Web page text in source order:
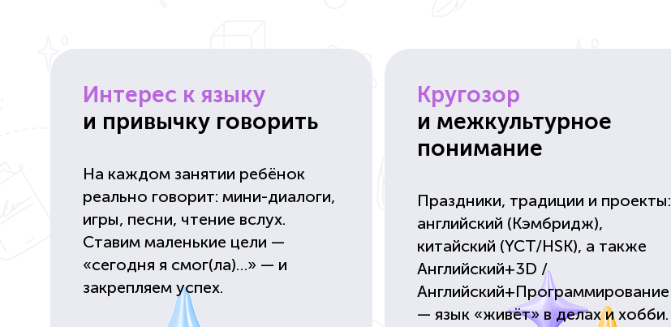
Интерес к языку
и привычку говорить
На каждом занятии ребёнок
реально говорит: мини-диалоги,
игры, песни, чтение вслух.
Ставим маленькие цели —
«сегодня я смог(ла)…» — и
закрепляем успех.
Кругозор
и межкультурное
понимание
Праздники, традиции и проекты:
английский (Кэмбридж),
китайский (YCT/HSK), а также
Английский+3D /
Английский+Программирование
— язык «живёт» в делах и хобби.